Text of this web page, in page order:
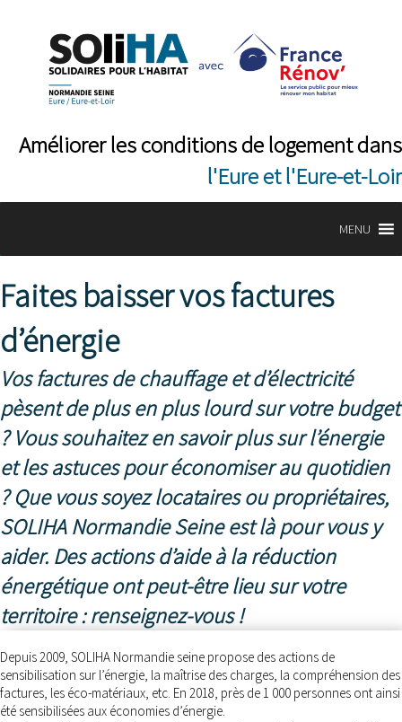
Améliorer les conditions de logement dans
l'Eure et l'Eure-et-Loir
MENU
Faites baisser vos factures
d’énergie
Vos factures de chauffage et d’électricité
pèsent de plus en plus lourd sur votre budget
? Vous souhaitez en savoir plus sur l’énergie
et les astuces pour économiser au quotidien
? Que vous soyez locataires ou propriétaires,
SOLIHA Normandie Seine est là pour vous y
aider. Des actions d’aide à la réduction
énergétique ont peut-être lieu sur votre
territoire : renseignez-vous !
Depuis 2009, SOLIHA Normandie seine propose des actions de
sensibilisation sur l’énergie, la maîtrise des charges, la compréhension des
factures, les éco-matériaux, etc. En 2018, près de 1 000 personnes ont ainsi
été sensibilisées aux économies d’énergie.